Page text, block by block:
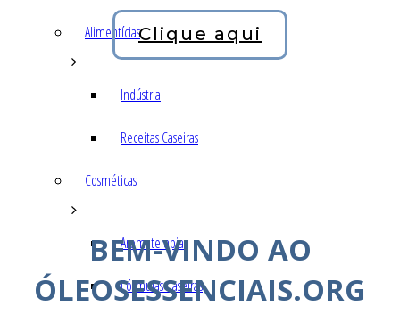
Alimentícias
Indústria
Receitas Caseiras
Cosméticas
Aromaterapia
Fórmulas Caseiras
Clique aqui
BEM-VINDO AO
ÓLEOSESSENCIAIS.ORG